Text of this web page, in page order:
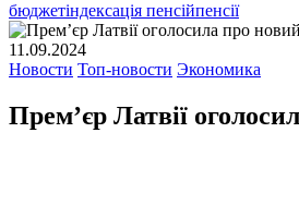
бюджетіндексація пенсійпенсії
11.09.2024
Новости Топ-новости Экономика
Премʼєр Латвії